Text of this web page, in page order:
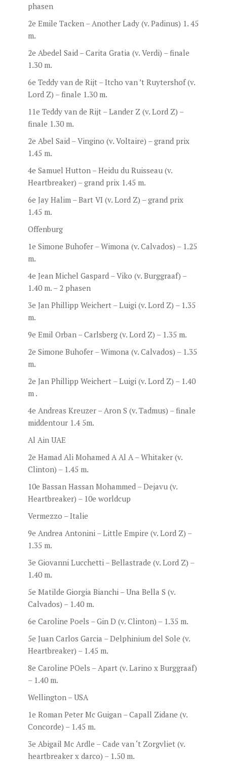
phasen
2e Emile Tacken – Another Lady (v. Padinus) 1. 45
m.
2e Abedel Said – Carita Gratia (v. Verdi) – finale
1.30 m.
6e Teddy van de Rijt – Itcho van ’t Ruytershof (v.
Lord Z) – finale 1.30 m.
11e Teddy van de Rijt – Lander Z (v. Lord Z) –
finale 1.30 m.
2e Abel Said – Vingino (v. Voltaire) – grand prix
1.45 m.
4e Samuel Hutton – Heidu du Ruisseau (v.
Heartbreaker) – grand prix 1.45 m.
6e Jay Halim – Bart VI (v. Lord Z) – grand prix
1.45 m.
Offenburg
1e Simone Buhofer – Wimona (v. Calvados) – 1.25
m.
4e Jean Michel Gaspard – Viko (v. Burggraaf) –
1.40 m. – 2 phasen
3e Jan Phillipp Weichert – Luigi (v. Lord Z) – 1.35
m.
9e Emil Orban – Carlsberg (v. Lord Z) – 1.35 m.
2e Simone Buhofer – Wimona (v. Calvados) – 1.35
m.
2e Jan Phillipp Weichert – Luigi (v. Lord Z) – 1.40
m .
4e Andreas Kreuzer – Aron S (v. Tadmus) – finale
middentour 1.4 5m.
Al Ain UAE
2e Hamad Ali Mohamed A Al A – Whitaker (v.
Clinton) – 1.45 m.
10e Bassan Hassan Mohammed – Dejavu (v.
Heartbreaker) – 10e worldcup
Vermezzo – Italie
9e Andrea Antonini – Little Empire (v. Lord Z) –
1.35 m.
3e Giovanni Lucchetti – Bellastrade (v. Lord Z) –
1.40 m.
5e Matilde Giorgia Bianchi – Una Bella S (v.
Calvados) – 1.40 m.
6e Caroline Poels – Gin D (v. Clinton) – 1.35 m.
5e Juan Carlos Garcia – Delphinium del Sole (v.
Heartbreaker) – 1.45 m.
8e Caroline POels – Apart (v. Larino x Burggraaf)
– 1.40 m.
Wellington – USA
1e Roman Peter Mc Guigan – Capall Zidane (v.
Concorde) – 1.45 m.
3e Abigail Mc Ardle – Cade van ‘t Zorgvliet (v.
heartbreaker x darco) – 1.50 m.